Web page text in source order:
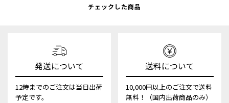
チェックした商品
発送について
12時までのご注文は当日出荷
予定です。
送料について
10,000円以上のご注文で送料
無料！（国内出荷商品のみ）